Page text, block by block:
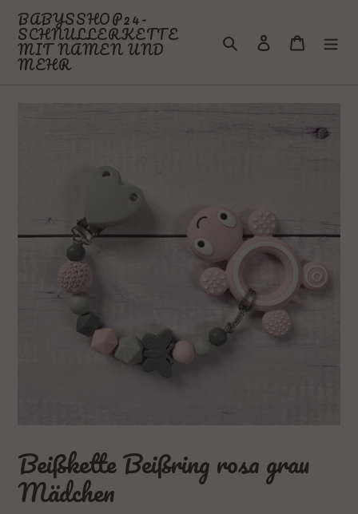
zum
Inhalt
BABYSSHOP24-
SCHNULLERKETTE
MIT NAMEN UND
MEHR
Suchen Einloggen
Beißkette Beißring rosa grau
Mädchen